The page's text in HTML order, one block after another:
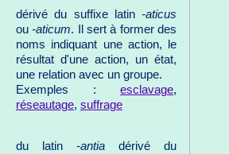
dérivé du suffixe latin -aticus
ou -aticum. Il sert à former des
noms indiquant une action, le
résultat d'une action, un état,
une relation avec un groupe.
Exemples : esclavage,
réseautage, suffrage
du latin -antia dérivé du